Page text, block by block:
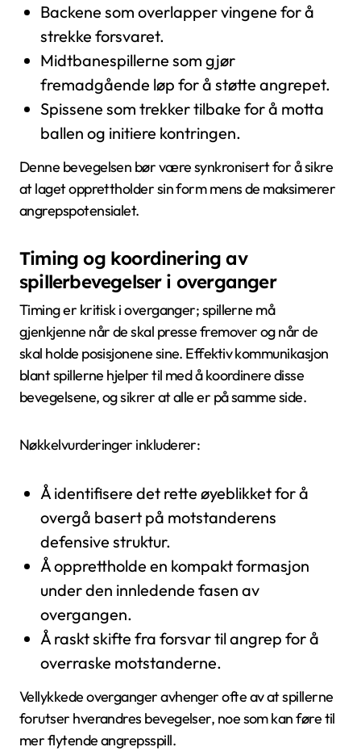
Backene som overlapper vingene for å
strekke forsvaret.
Midtbanespillerne som gjør
fremadgående løp for å støtte angrepet.
Spissene som trekker tilbake for å motta
ballen og initiere kontringen.
Denne bevegelsen bør være synkronisert for å sikre
at laget opprettholder sin form mens de maksimerer
angrepspotensialet.
Timing og koordinering av
spillerbevegelser i overganger
Timing er kritisk i overganger; spillerne må
gjenkjenne når de skal presse fremover og når de
skal holde posisjonene sine. Effektiv kommunikasjon
blant spillerne hjelper til med å koordinere disse
bevegelsene, og sikrer at alle er på samme side.
Nøkkelvurderinger inkluderer:
Å identifisere det rette øyeblikket for å
overgå basert på motstanderens
defensive struktur.
Å opprettholde en kompakt formasjon
under den innledende fasen av
overgangen.
Å raskt skifte fra forsvar til angrep for å
overraske motstanderne.
Vellykkede overganger avhenger ofte av at spillerne
forutser hverandres bevegelser, noe som kan føre til
mer flytende angrepsspill.